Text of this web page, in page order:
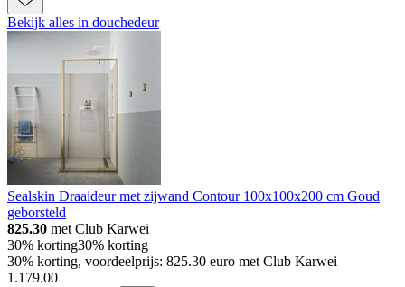
Bekijk alles in douchedeur
Sealskin Draaideur met zijwand Contour 100x100x200 cm Goud
geborsteld
825.30 met Club Karwei
30% korting30% korting
30% korting, voordeelprijs: 825.30 euro met Club Karwei
1 .179.00